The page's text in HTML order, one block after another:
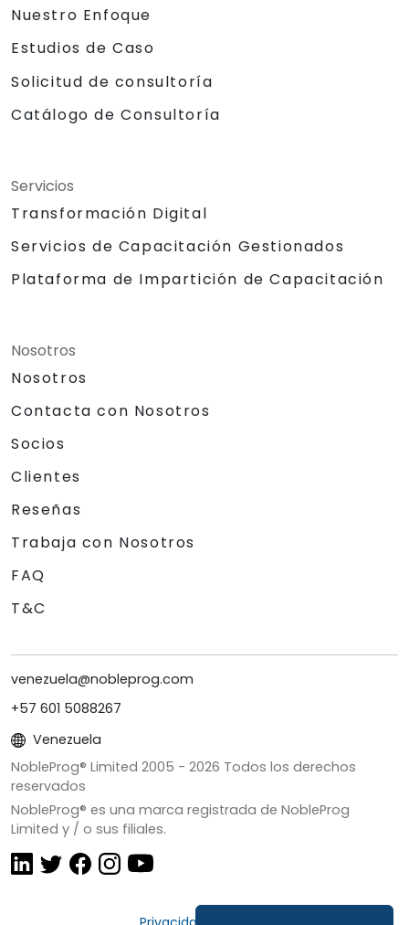
Nuestro Enfoque
Estudios de Caso
Solicitud de consultoría
Catálogo de Consultoría
Servicios
Transformación Digital
Servicios de Capacitación Gestionados
Plataforma de Impartición de Capacitación
Nosotros
Nosotros
Contacta con Nosotros
Socios
Clientes
Reseñas
Trabaja con Nosotros
FAQ
T&C
venezuela@nobleprog.com
+57 601 5088267
Venezuela
NobleProg® Limited 2005 - 2026 Todos los derechos
reservados
NobleProg® es una marca registrada de NobleProg
Limited y / o sus filiales.